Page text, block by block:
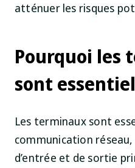
atténuer les risques
Pourquoi les
sont
Les terminaux sont
communication
d’entrée et de sortie